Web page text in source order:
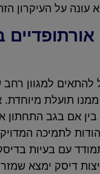
עונה על העיקרון
להתאים למגוון
ממנו תועלת
אם בגב התחתון
לתמיכה
עם בעיות
דיסק ימצא